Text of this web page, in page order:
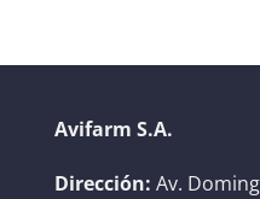
Avifarm S.A.
Dirección: Av.